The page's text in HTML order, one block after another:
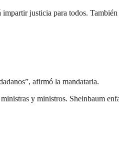
justicia para todos.
afirmó la mandataria.
y ministros. Sheinbaum